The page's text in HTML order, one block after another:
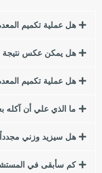
السمنة لها العديد من
من الأشخاص الذين
وهي جراحة المجازة
البعض. إذا كنت تعبت من
هل عملية تكميم
هل يمكن عكس نتيجة
هل عملية تكميم
ما الذي علي أن آكله
هل سيزيد وزني مجدداً
كم سأبقى في